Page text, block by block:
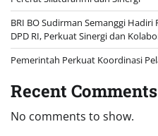
BRI BO Sudirman Semanggi
DPD RI, Perkuat Sinergi dan
Pemerintah Perkuat Koordinasi
Recent Comments
No comments to show.